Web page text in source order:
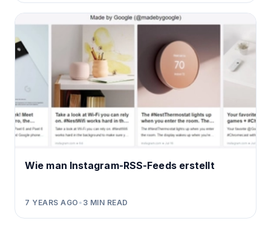
Wie man Instagram-RSS-Feeds erstellt
7 YEARS AGO • 3 MIN READ